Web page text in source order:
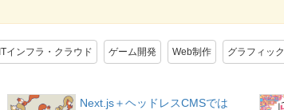
ITインフラ・クラウド ゲーム開発 Web制作 グラフィック
Next.js＋ヘッドレスCMSでは